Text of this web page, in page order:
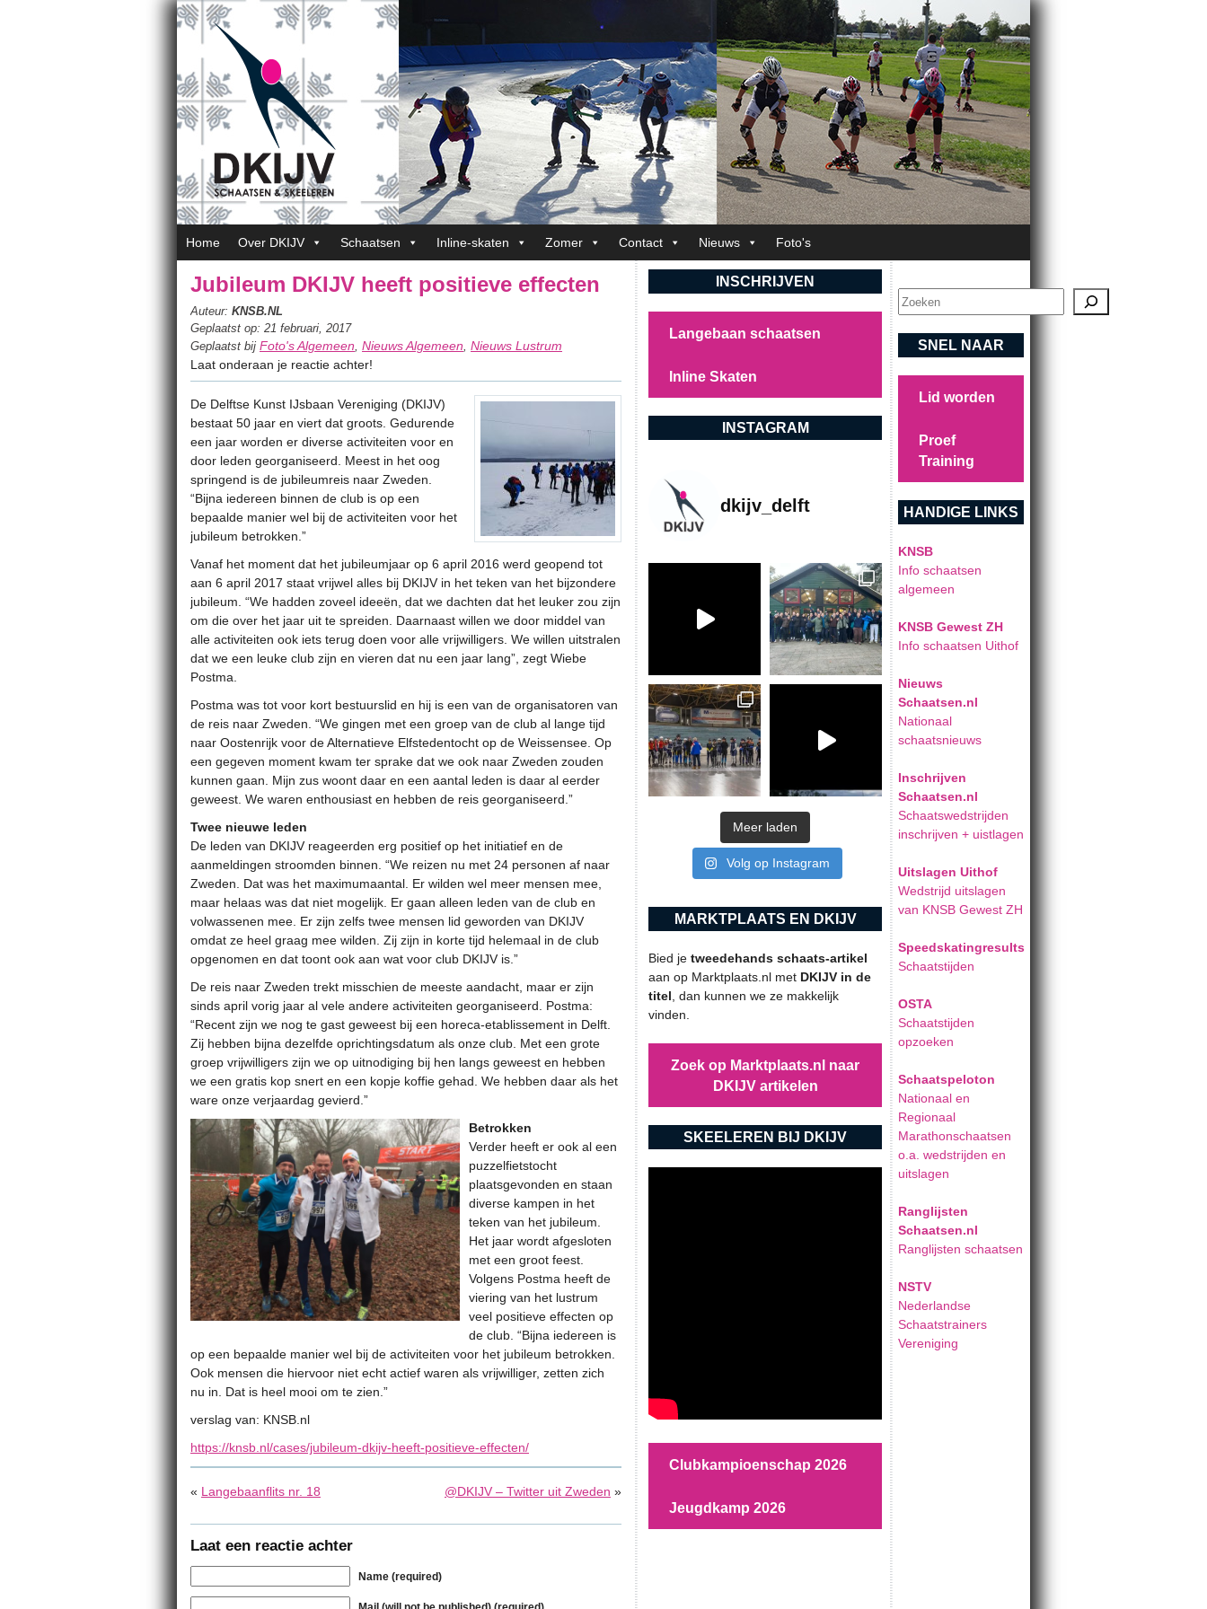
Home Over DKIJV Schaatsen Inline-skaten Zomer Contact Nieuws Foto's
Jubileum DKIJV heeft positieve effecten
Auteur: KNSB.NL
Geplaatst op: 21 februari, 2017
Geplaatst bij Foto's Algemeen, Nieuws Algemeen, Nieuws Lustrum
Laat onderaan je reactie achter!
De Delftse Kunst IJsbaan Vereniging (DKIJV)
bestaat 50 jaar en viert dat groots. Gedurende
een jaar worden er diverse activiteiten voor en
door leden georganiseerd. Meest in het oog
springend is de jubileumreis naar Zweden.
“Bijna iedereen binnen de club is op een
bepaalde manier wel bij de activiteiten voor het
jubileum betrokken.”
Vanaf het moment dat het jubileumjaar op 6 april 2016 werd geopend tot
aan 6 april 2017 staat vrijwel alles bij DKIJV in het teken van het bijzondere
jubileum. “We hadden zoveel ideeën, dat we dachten dat het leuker zou zijn
om die over het jaar uit te spreiden. Daarnaast willen we door middel van
alle activiteiten ook iets terug doen voor alle vrijwilligers. We willen uitstralen
dat we een leuke club zijn en vieren dat nu een jaar lang”, zegt Wiebe
Postma.
Postma was tot voor kort bestuurslid en hij is een van de organisatoren van
de reis naar Zweden. “We gingen met een groep van de club al lange tijd
naar Oostenrijk voor de Alternatieve Elfstedentocht op de Weissensee. Op
een gegeven moment kwam ter sprake dat we ook naar Zweden zouden
kunnen gaan. Mijn zus woont daar en een aantal leden is daar al eerder
geweest. We waren enthousiast en hebben de reis georganiseerd.”
Twee nieuwe leden
De leden van DKIJV reageerden erg positief op het initiatief en de
aanmeldingen stroomden binnen. “We reizen nu met 24 personen af naar
Zweden. Dat was het maximumaantal. Er wilden wel meer mensen mee,
maar helaas was dat niet mogelijk. Er gaan alleen leden van de club en
volwassenen mee. Er zijn zelfs twee mensen lid geworden van DKIJV
omdat ze heel graag mee wilden. Zij zijn in korte tijd helemaal in de club
opgenomen en dat toont ook aan wat voor club DKIJV is.”
De reis naar Zweden trekt misschien de meeste aandacht, maar er zijn
sinds april vorig jaar al vele andere activiteiten georganiseerd. Postma:
“Recent zijn we nog te gast geweest bij een horeca-etablissement in Delft.
Zij hebben bijna dezelfde oprichtingsdatum als onze club. Met een grote
groep vrijwilligers zijn we op uitnodiging bij hen langs geweest en hebben
we een gratis kop snert en een kopje koffie gehad. We hebben daar als het
ware onze verjaardag gevierd.”
Betrokken
Verder heeft er ook al een
puzzelfietstocht
plaatsgevonden en staan
diverse kampen in het
teken van het jubileum.
Het jaar wordt afgesloten
met een groot feest.
Volgens Postma heeft de
viering van het lustrum
veel positieve effecten op
de club. “Bijna iedereen is
op een bepaalde manier wel bij de activiteiten voor het jubileum betrokken.
Ook mensen die hiervoor niet echt actief waren als vrijwilliger, zetten zich
nu in. Dat is heel mooi om te zien.”
verslag van: KNSB.nl
https://knsb.nl/cases/jubileum-dkijv-heeft-positieve-effecten/
« Langebaanflits nr. 18 @DKIJV – Twitter uit Zweden »
Laat een reactie achter
Name (required)
INSCHRIJVEN
Langebaan schaatsen
Inline Skaten
INSTAGRAM
dkijv_delft
Meer laden
Volg op Instagram
MARKTPLAATS EN DKIJV
Bied je tweedehands schaats-artikel
aan op Marktplaats.nl met DKIJV in de
titel , dan kunnen we ze makkelijk
vinden.
Zoek op Marktplaats.nl naar
DKIJV artikelen
SKEELEREN BIJ DKIJV
Clubkampioenschap 2026
Jeugdkamp 2026
Zoeken
SNEL NAAR
Lid worden
Proef
Training
HANDIGE LINKS
KNSB
Info schaatsen
algemeen
KNSB Gewest ZH
Info schaatsen Uithof
Nieuws
Schaatsen.nl
Nationaal
schaatsnieuws
Inschrijven
Schaatsen.nl
Schaatswedstrijden
inschrijven + uistlagen
Uitslagen Uithof
Wedstrijd uitslagen
van KNSB Gewest ZH
Speedskatingresults
Schaatstijden
OSTA
Schaatstijden
opzoeken
Schaatspeloton
Nationaal en
Regionaal
Marathonschaatsen
o.a. wedstrijden en
uitslagen
Ranglijsten
Schaatsen.nl
Ranglijsten schaatsen
NSTV
Nederlandse
Schaatstrainers
Vereniging